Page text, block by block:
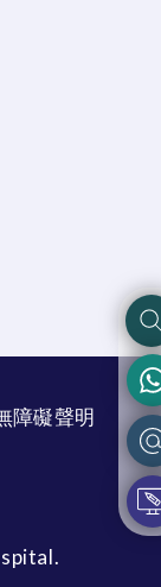
障礙聲明